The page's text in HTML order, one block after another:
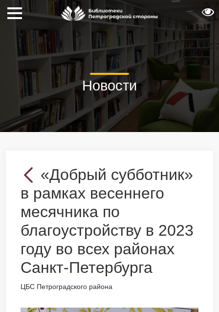
Новости
«Добрый субботник»
в рамках весеннего
месячника по
благоустройству в 2023
году во всех районах
Санкт-Петербурга
ЦБС Петроградского района